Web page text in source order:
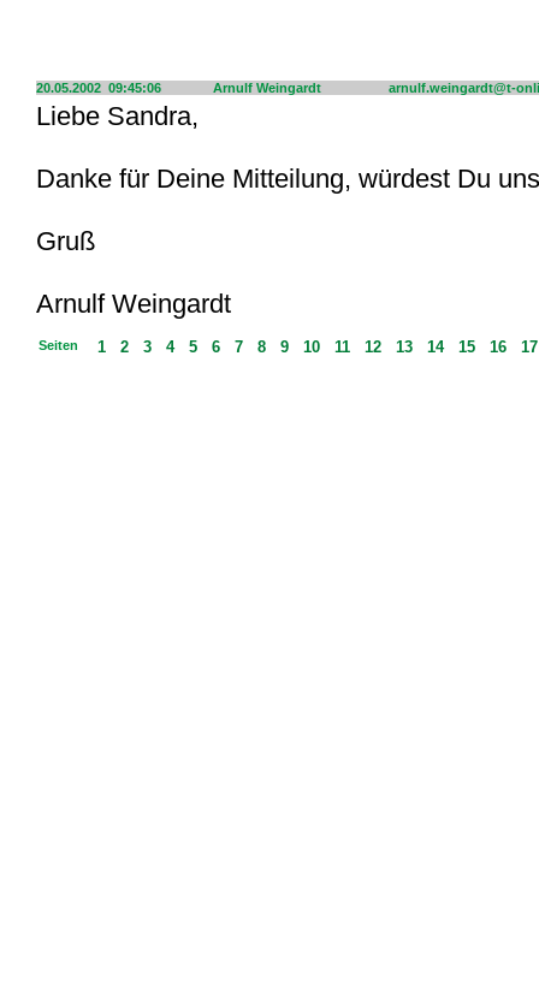
20.05.2002 09:45:06 Arnulf Weingardt arnulf.weingardt@t-
Liebe Sandra,
Danke für Deine Mitteilung, würdest Du
Gruß
Arnulf Weingardt
Seiten 1 2 3 4 5 6 7 8 9 10 11 12 13 14 15 16